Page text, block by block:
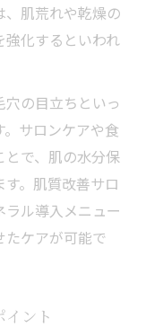
施術体験
改善の課題
ン体験談
現する方法
が効く理由
フが伝授
ア法
肌荒れや乾燥の
化するといわれ
の目立ちといっ
サロンケアや食
で、肌の水分保
。肌質改善サロ
ル導入メニュー
ケアが可能で
ント